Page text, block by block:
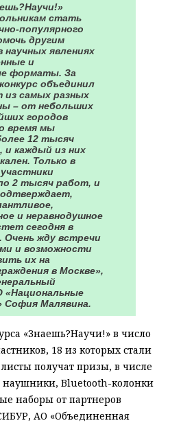
стать
популярного
другим
научных явлениях
и
форматы. За
объединил
самых разных
– от небольших
городов
время мы
12 тысяч
и каждый из них
Только в
2 тысяч работ, и
и неравнодушное
сегодня в
Очень жду встречи
и возможности
их на
в Москве»,
«Национальные
Малявина.
«Знаешь?Научи!» в число
18 из которых стали
получат призы, в числе
наушники, Bluetooth-колонки
наборы от партнеров
АО «Объединенная